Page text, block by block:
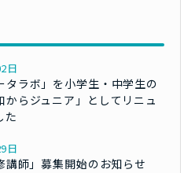
日
タラボ」を小学生・中学生の
からジュニア」としてリニュ
た
日
講師」募集開始のお知らせ